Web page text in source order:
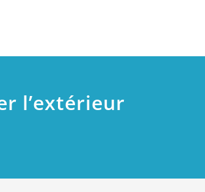
l’extérieur